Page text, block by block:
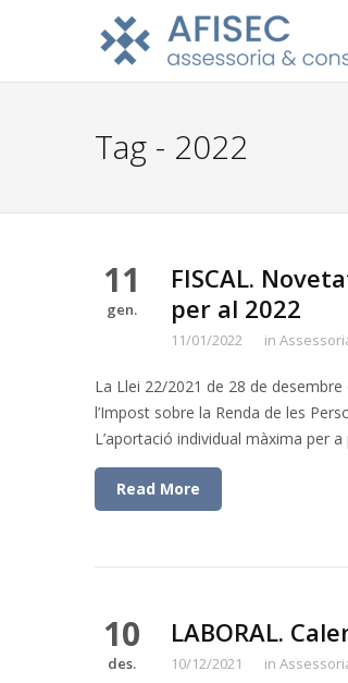
Tag - 2022
11
gen.
FISCAL.
per al 2022
11/01/2022 in
La Llei 22/2021 de 28 de
l’Impost sobre la Renda de les
L’aportació individual màxima per
Read More
10
des.
LABORAL.
10/12/2021 in